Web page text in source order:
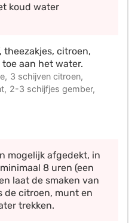
koud water
theezakjes, citroen,
aan het water.
3 schijven citroen,
2-3 schijfjes gember,
mogelijk afgedekt, in
8 uren (een
laat de smaken van
de citroen, munt en
trekken.